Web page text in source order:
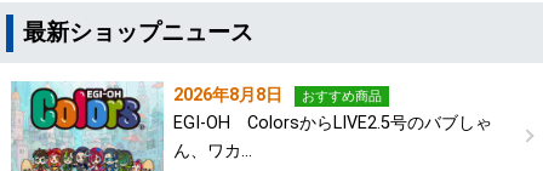
最新ショップニュース
2026年8月8日 おすすめ商品
EGI-OH ColorsからLIVE2.5号のバブしゃ
ん、ワカ…